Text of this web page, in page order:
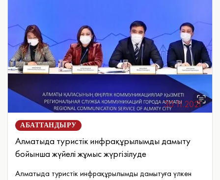
30.11.2021
АБАТТАНДЫРУ
Алматыда туристік инфрақұрылымды дамыту
бойынша жүйелі жұмыс жүргізілуде
Алматыда туристік инфрақұрылымды дамытуға үлкен